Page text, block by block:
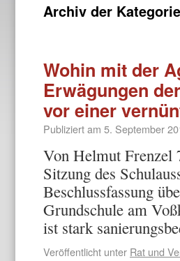
Archiv der
Wohin mit der
Erwägungen
vor einer
Publiziert am 5. September
Von Helmut Frenzel
Sitzung des
Beschlussfassung
Grundschule am
ist stark
Veröffentlicht unter Rat und